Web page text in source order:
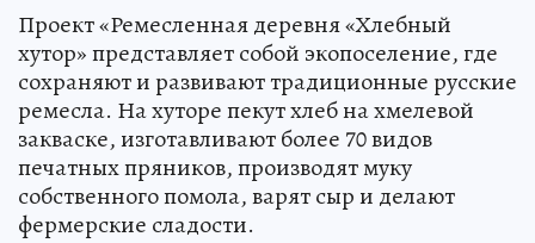
Проект «Ремесленная деревня «Хлебный
хутор» представляет собой экопоселение, где
сохраняют и развивают традиционные русские
ремесла. На хуторе пекут хлеб на хмелевой
закваске, изготавливают более 70 видов
печатных пряников, производят муку
собственного помола, варят сыр и делают
фермерские сладости.